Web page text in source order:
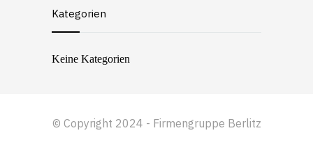
Kategorien
Keine Kategorien
© Copyright 2024 - Firmengruppe Berlitz